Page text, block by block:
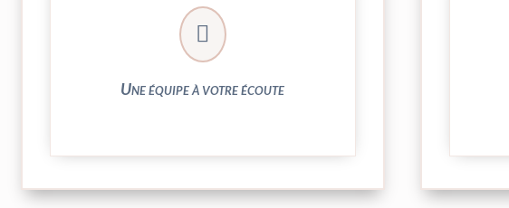

Une équipe à votre écoute
N’hésitez pas à nous solliciter
► 04 73 27 04 20
► contact@peekaboo.fr